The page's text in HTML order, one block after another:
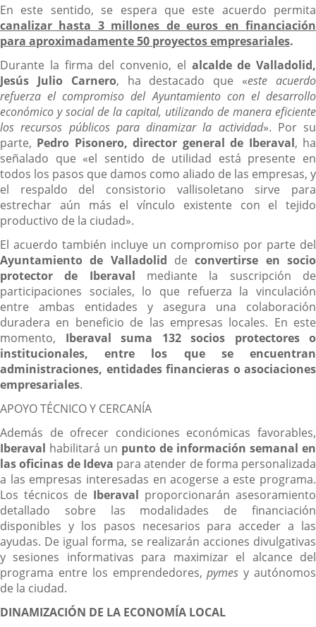
En este sentido, se espera que este acuerdo permita
canalizar hasta 3 millones de euros en financiación
para aproximadamente 50 proyectos empresariales.
Durante la firma del convenio, el alcalde de Valladolid,
Jesús Julio Carnero, ha destacado que «este acuerdo
refuerza el compromiso del Ayuntamiento con el desarrollo
económico y social de la capital, utilizando de manera eficiente
los recursos públicos para dinamizar la actividad». Por su
parte, Pedro Pisonero, director general de Iberaval, ha
señalado que «el sentido de utilidad está presente en
todos los pasos que damos como aliado de las empresas, y
el respaldo del consistorio vallisoletano sirve para
estrechar aún más el vínculo existente con el tejido
productivo de la ciudad».
El acuerdo también incluye un compromiso por parte del
Ayuntamiento de Valladolid deconvertirse en socio
protector de Iberaval mediante la suscripción de
participaciones sociales, lo que refuerza la vinculación
entre ambas entidades y asegura una colaboración
duradera en beneficio de las empresas locales. En este
momento, Iberaval suma 132 socios protectores o
institucionales, entre los que se encuentran
administraciones, entidades financieras o asociaciones
empresariales.
APOYO TÉCNICO Y CERCANÍA
Además de ofrecer condiciones económicas favorables,
Iberaval habilitará un punto de información semanal en
las oficinas de Ideva para atender de forma personalizada
a las empresas interesadas en acogerse a este programa.
Los técnicos de Iberaval proporcionarán asesoramiento
detallado sobre las modalidades de financiación
disponibles y los pasos necesarios para acceder a las
ayudas. De igual forma, se realizarán acciones divulgativas
y sesiones informativas para maximizar el alcance del
programa entre los emprendedores,pymes y autónomos
de la ciudad.
DINAMIZACIÓN DE LA ECONOMÍA LOCAL